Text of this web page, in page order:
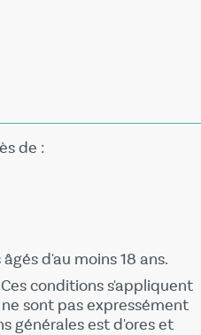
de :
d'au moins 18 ans.
conditions s'appliquent
sont pas expressément
générales est d'ores et